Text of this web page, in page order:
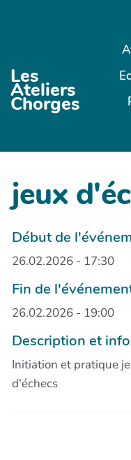
Aller au contenu
Les
Ateliers
Chorges
jeux
Début de
26.02.2026 - 17:30
Fin de
26.02.2026 - 19:00
Description et
Initiation et pratique
d'échecs